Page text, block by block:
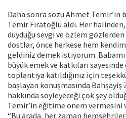
Daha sonra sözü Ahmet Temir’in
Temir Fıratoğlu aldı. Her
duyduğu sevgi ve özlem gözlerden
dostlar, önce herkese hem
geldiniz demek istiyorum. Babamı
büyük emek ve katkıları
toplantıya katıldığınız için
başlayan konuşmasında Bahşayiş
hakkında söyleyeceği çok şey
Temir’in eğitime önem vermesini
“Bu arada, her zaman